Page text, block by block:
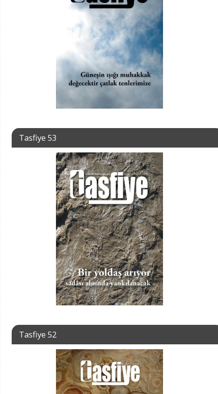
Tasfiye 53
Tasfiye 52